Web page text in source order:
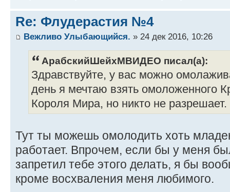
Re: Флудерастия №4
Вежливо Улыбающийся. » 24 дек 2016, 10:26
АрабскийШейхМВИДЕО писал(а):
Здравствуйте, у вас можно
день я мечтаю взять омоложенного
Короля Мира, но никто не разрешает.
Тут ты можешь омолодить хоть
работает. Впрочем, если бы у меня
запретил тебе этого делать, я бы
кроме восхваления меня любимого.